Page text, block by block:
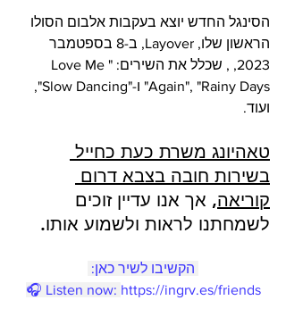
הסינגל החדש יוצא בעקבות אלבום הסולו
הראשון שלו, Layover, ב-8 בספטמבר
2023, , שכלל את השירים: "Love Me
Again", "Rainy Days" ו-"Slow Dancing",
ועוד.
טאהיונג משרת כעת כחייל
בשירות חובה בצבא דרום
קוריאה, אך אנו עדיין זוכים
לשמחתנו לראות ולשמוע אותו.
🎧 Listen now: https://ingrv.es/friends